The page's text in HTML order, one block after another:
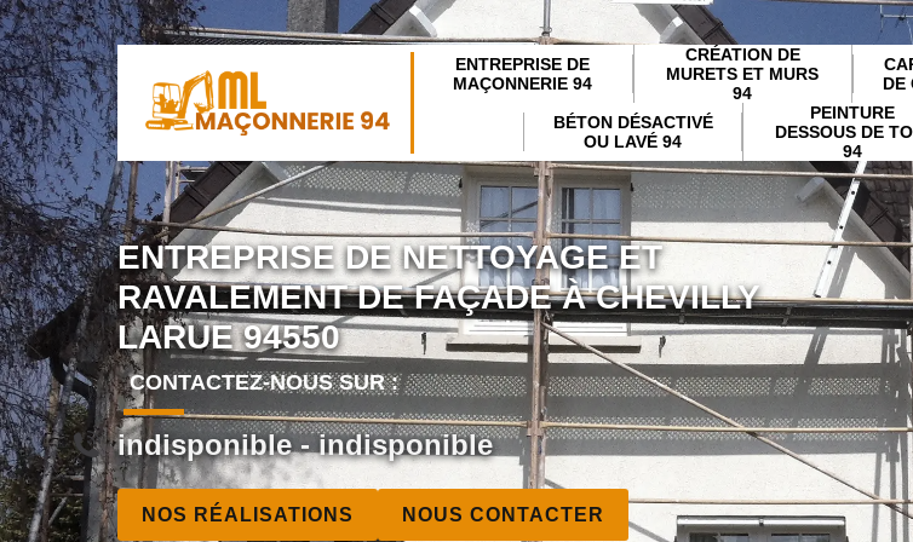
ENTREPRISE DE
MAÇONNERIE 94
CRÉATION DE
MURETS ET MURS
94
DE
BÉTON DÉSACTIVÉ
OU LAVÉ 94
PEINTURE
DESSOUS DE
94
ENTREPRISE DE NETTOYAGE ET
RAVALEMENT DE FAÇADE À CHEVILLY
LARUE 94550
CONTACTEZ-NOUS SUR :
indisponible-indisponible
NOS RÉALISATIONS NOUS CONTACTER